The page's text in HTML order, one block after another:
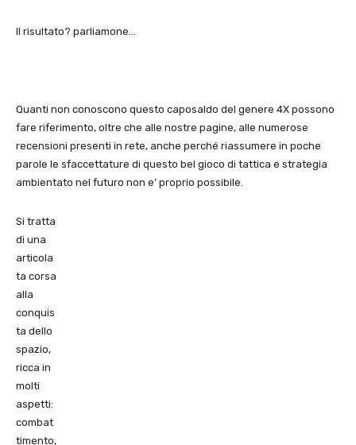
Il risultato? parliamone…
Quanti non conoscono questo caposaldo del genere 4X possono
fare riferimento, oltre che alle nostre pagine, alle numerose
recensioni presenti in rete, anche perché riassumere in poche
parole le sfaccettature di questo bel gioco di tattica e strategia
ambientato nel futuro non e’ proprio possibile.
Si tratta
di una
articola
ta corsa
alla
conquis
ta dello
spazio,
ricca in
molti
aspetti:
combat
timento,